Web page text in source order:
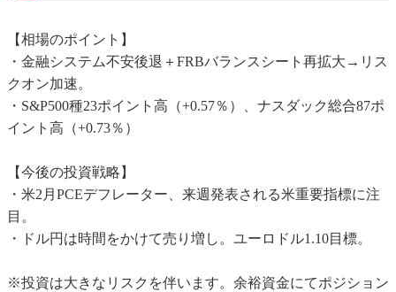
【相場のポイント】
・金融システム不安後退＋FRBバランスシート再拡大→リス
クオン加速。
・S&P500種23ポイント高（+0.57％）、ナスダック総合87ポ
イント高（+0.73％）
【今後の投資戦略】
・米2月PCEデフレーター、来週発表される米重要指標に注
目。
・ドル円は時間をかけて売り増し。ユーロドル1.10目標。
※投資は大きなリスクを伴います。余裕資金にてポジション